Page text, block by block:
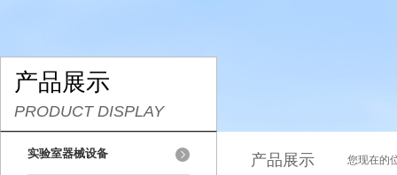
产品展示
PRODUCT DISPLAY
实验室器械设备 产品展示 您现在的